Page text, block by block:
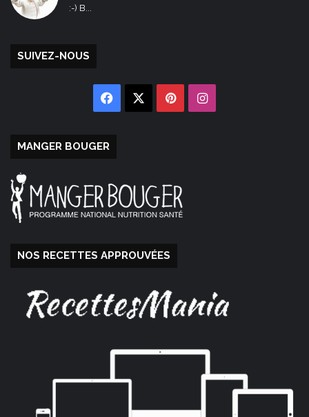
:-) B...
SUIVEZ-NOUS
Facebook PinterestInstagram
MANGER BOUGER
NOS RECETTES APPROUVÉES